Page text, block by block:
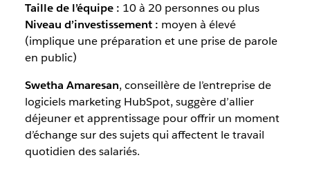
Taille de l’équipe : 10 à 20 personnes ou plus
Niveau d’investissement : moyen à élevé
(implique une préparation et une prise de parole
en public)
Swetha Amaresan, conseillère de l’entreprise de
logiciels marketing HubSpot, suggère d’allier
déjeuner et apprentissage pour offrir un moment
d’échange sur des sujets qui affectent le travail
quotidien des salariés.